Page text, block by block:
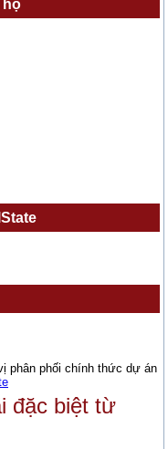
hộ
phân phối chính thức dự án
đặc biệt từ